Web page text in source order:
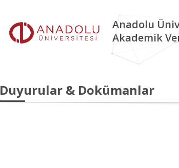
Anadolu
Akademik
Duyurular & Dokümanlar